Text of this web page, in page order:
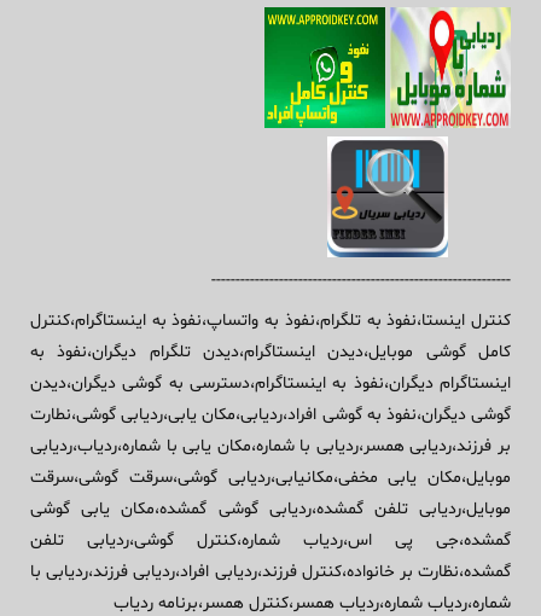
--------------------------------------------------------------
کنترل اینستا،نفوذ به تلگرام،نفوذ به واتساپ،نفوذ به اینستاگرام،کنترل
کامل گوشی موبایل،دیدن اینستاگرام،دیدن تلگرام دیگران،نفوذ به
اینستاگرام دیگران،نفوذ به اینستاگرام،دسترسی به گوشی دیگران،دیدن
گوشی دیگران،نفوذ به گوشی افراد،ردیابی،مکان یابی،ردیابی گوشی،نطارت
بر فرزند،ردیابی همسر،ردیابی با شماره،مکان یابی با شماره،ردیاب،ردیابی
موبایل،مکان یابی مخفی،مکانیابی،ردیابی گوشی،سرقت گوشی،سرقت
موبایل،ردیابی تلفن گمشده،ردیابی گوشی گمشده،مکان یابی گوشی
گمشده،جی پی اس،ردیاب شماره،کنترل گوشی،ردیابی تلفن
گمشده،نظارت بر خانواده،کنترل فرزند،ردیابی افراد،ردیابی فرزند،ردیابی با
شماره،ردیاب شماره،ردیاب همسر،کنترل همسر،برنامه ردیاب